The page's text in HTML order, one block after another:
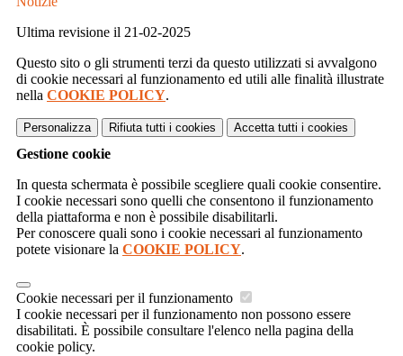
Ultima revisione il 21-02-2025
Questo sito o gli strumenti terzi da questo utilizzati si avvalgono
di cookie necessari al funzionamento ed utili alle finalità illustrate
nella COOKIE POLICY.
Personalizza Rifiuta tutti i cookies Accetta tutti i cookies
Gestione cookie
In questa schermata è possibile scegliere quali cookie consentire.
I cookie necessari sono quelli che consentono il funzionamento
della piattaforma e non è possibile disabilitarli.
Per conoscere quali sono i cookie necessari al funzionamento
potete visionare la COOKIE POLICY.
Cookie necessari per il funzionamento
I cookie necessari per il funzionamento non possono essere
disabilitati. È possibile consultare l'elenco nella pagina della
cookie policy.